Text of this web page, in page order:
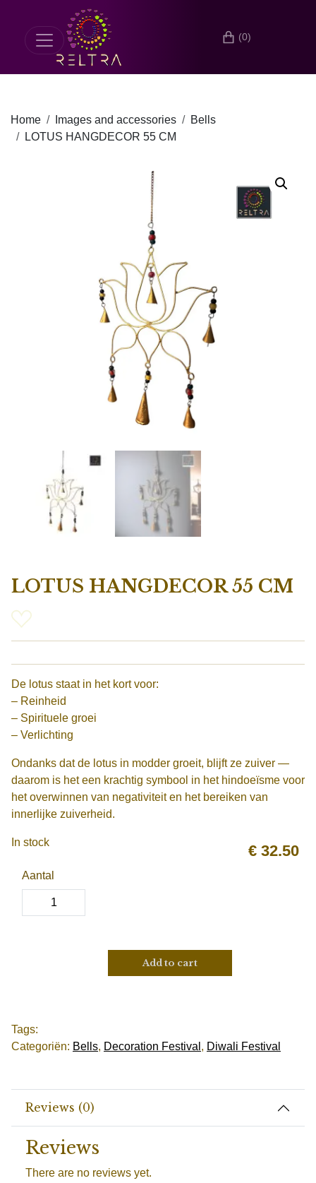
(0)
Home Images and accessories
Bells
LOTUS HANGDECOR 55 CM
LOTUS HANGDECOR 55 CM
De lotus staat in het kort voor:
– Reinheid
– Spirituele groei
– Verlichting
Ondanks dat de lotus in modder groeit, blijft ze zuiver —
daarom is het een krachtig symbool in het hindoeïsme voor
het overwinnen van negativiteit en het bereiken van
innerlijke zuiverheid.
€ 32.50
In stock
Aantal
Add to cart
Tags:
Categoriën: Bells, Decoration Festival , Diwali Festival
Reviews (0)
Reviews
There are no reviews yet.